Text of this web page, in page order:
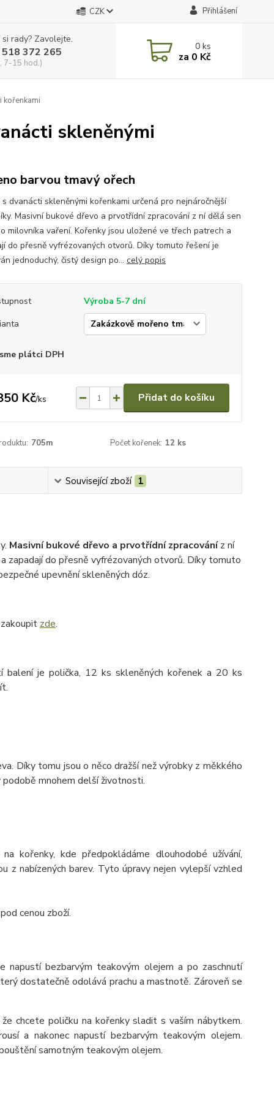
CZK Přihlášení
rady? Zavolejte.
372 265
7-15 hod.)
0ks
za 0 Kč
kořenkami
skleněnými
barvou tmavý ořech
s dvanácti skleněnými kořenkami určená pro nejnáročnější
Masivní bukové dřevo a prvotřídní zpracování z ní dělá sen
milovníka vaření. Kořenky jsou uložené ve třech patrech a
do přesně vyfrézovaných otvorů. Díky tomuto řešení je
jednoduchý, čistý design po... celý popis
Výroba 5-7 dní
plátci DPH
Kč/ks Přidat do košíku
705m Počet kořenek: 12 ks
Související zboží 1
Masivní bukové dřevo a prvotřídní zpracováníz ní
zapadají do přesně vyfrézovaných otvorů. Díky tomuto
upevnění skleněných dóz.
zde.
balení je polička, 12 ks skleněných kořenek a 20 ks
Díky tomu jsou o něco dražší než výrobky z měkkého
mnohem delší životnosti.
kořenky, kde předpokládáme dlouhodobé užívání,
z nabízených barev. Tyto úpravy nejen vylepší vzhled
cenou zboží.
bezbarvým teakovým olejem a po zaschnutí
dostatečně odolává prachu a mastnotě. Zároveň se
chcete poličku na kořenky sladit s vaším nábytkem.
a nakonec napustí bezbarvým teakovým olejem.
samotným teakovým olejem.